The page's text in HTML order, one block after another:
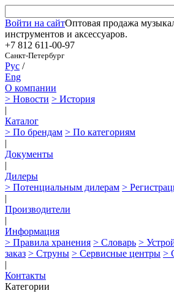
Войти на сайтОптовая продажа
инструментов и аксессуаров.
+7 812 611-00-97
Санкт-Петербург
Рус /
Eng
О компании
> Новости > История
|
Каталог
> По брендам > По категориям
|
Документы
|
Дилеры
> Потенциальным дилерам >
|
Производители
|
Информация
> Правила хранения > Словарь >
заказ > Струны > Сервисные центры >
|
Контакты
Категории